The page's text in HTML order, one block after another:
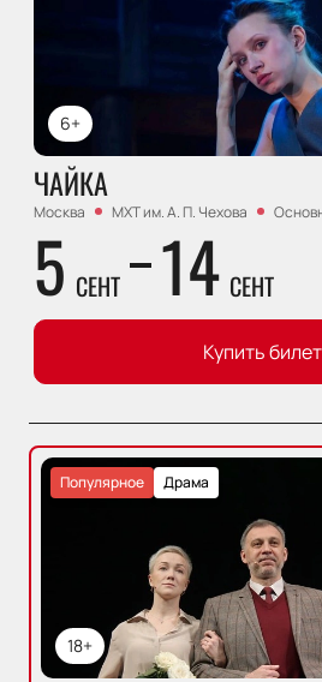
6+
ЧАЙКА
Москва МХТ им. А. П. Чехова
5 СЕНТ 14 СЕНТ
Купить
18+
Драма
Популярное